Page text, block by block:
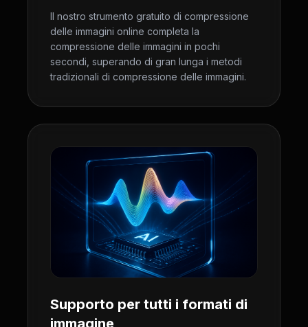
Il nostro strumento gratuito di compressione
delle immagini online completa la
compressione delle immagini in pochi
secondi, superando di gran lunga i metodi
tradizionali di compressione delle immagini.
Supporto per tutti i formati di
immagine